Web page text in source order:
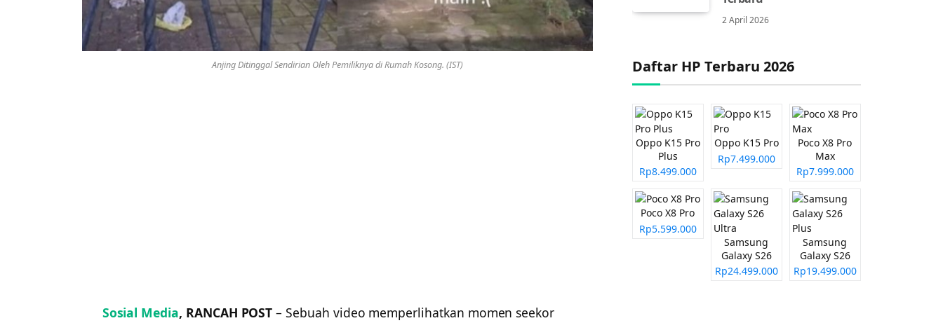
Anjing Ditinggal Sendirian Oleh Pemiliknya di Rumah Kosong. (IST)
Sosial Media, RANCAH POST – Sebuah video memperlihatkan momen seekor
2 April 2026
Daftar HP Terbaru 2026
Oppo K15 Pro
Plus
Rp8.499.000
Oppo K15 Pro
Rp7.499.000
Poco X8 Pro
Max
Rp7.999.000
Poco X8 Pro
Rp5.599.000
Samsung
Galaxy S26
Ultra
Rp24.499.000
Samsung
Galaxy S26
Plus
Rp19.499.000